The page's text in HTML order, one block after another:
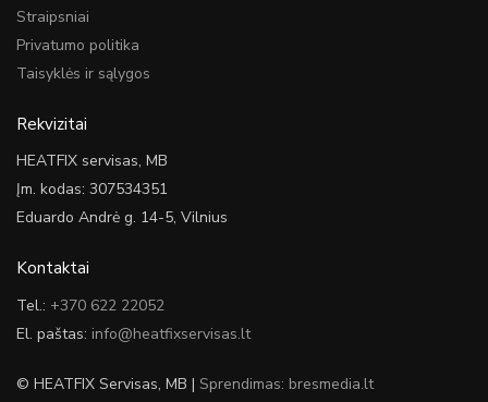
Straipsniai
Privatumo politika
Taisyklės ir sąlygos
Rekvizitai
HEATFIX servisas, MB
Įm. kodas: 307534351
Eduardo Andrė g. 14-5, Vilnius
Kontaktai
Tel.: +370 622 22052
El. paštas: info@heatfixservisas.lt
© HEATFIX Servisas, MB | Sprendimas: bresmedia.lt